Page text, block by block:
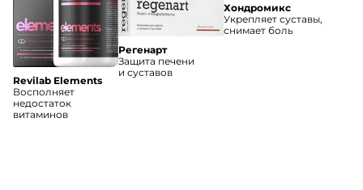
Revilab Elements
Восполняет
недостаток
витаминов
Регенарт
Защита печени
и суставов
Хондромикс
Укрепляет суставы,
снимает боль